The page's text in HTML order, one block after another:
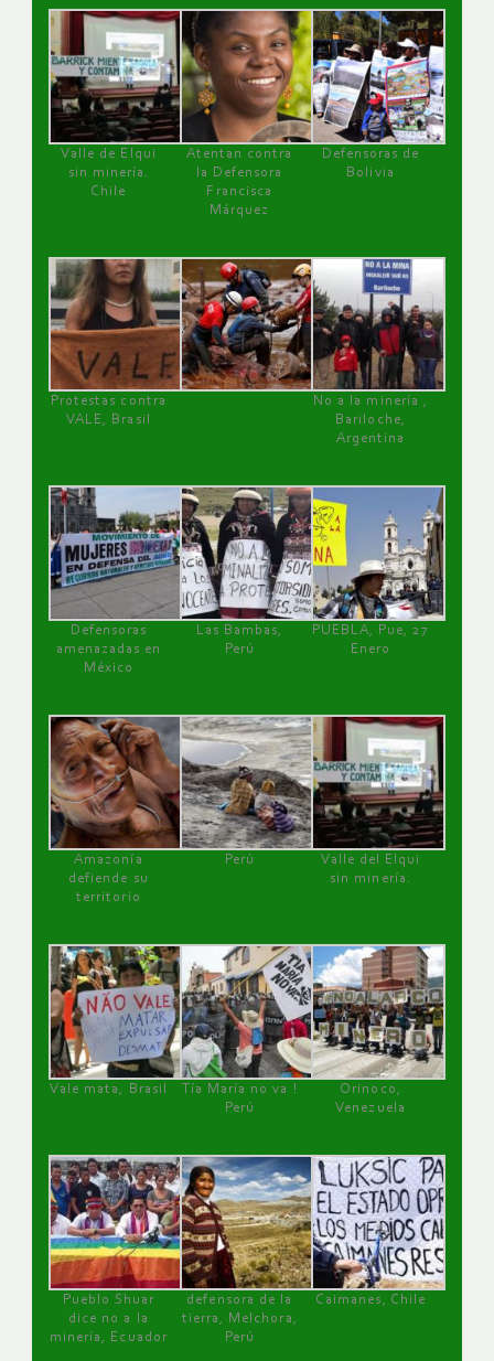
Valle de Elqui
sin minería.
Chile
Atentan contra
la Defensora
Francisca
Márquez
Defensoras de
Bolivia
Protestas contra
VALE, Brasil
No a la minería ,
Bariloche,
Argentina
Defensoras
amenazadas en
México
Las Bambas,
Perú
PUEBLA, Pue, 27
Enero
Amazonía
defiende su
territorio
Perú
Valle del Elqui
sin minería.
Vale mata, Brasil
Tía María no va !
Perú
Orinoco,
Venezuela
Pueblo Shuar
dice no a la
minería, Ecuador
defensora de la
tierra, Melchora,
Perú
Caimanes, Chile